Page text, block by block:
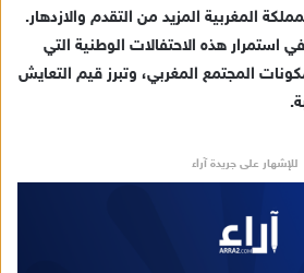
المغربية المزيد من التقدم والازدهار.
استمرار هذه الاحتفالات الوطنية التي
المجتمع المغربي، وتبرز قيم التعايش
للإشهار على جريدة آراء